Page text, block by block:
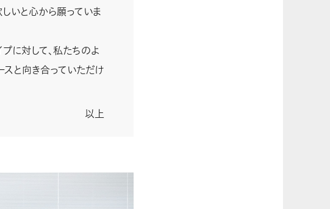
いと心から願っていま
に対して、私たちのよ
スと向き合っていただけ
以上